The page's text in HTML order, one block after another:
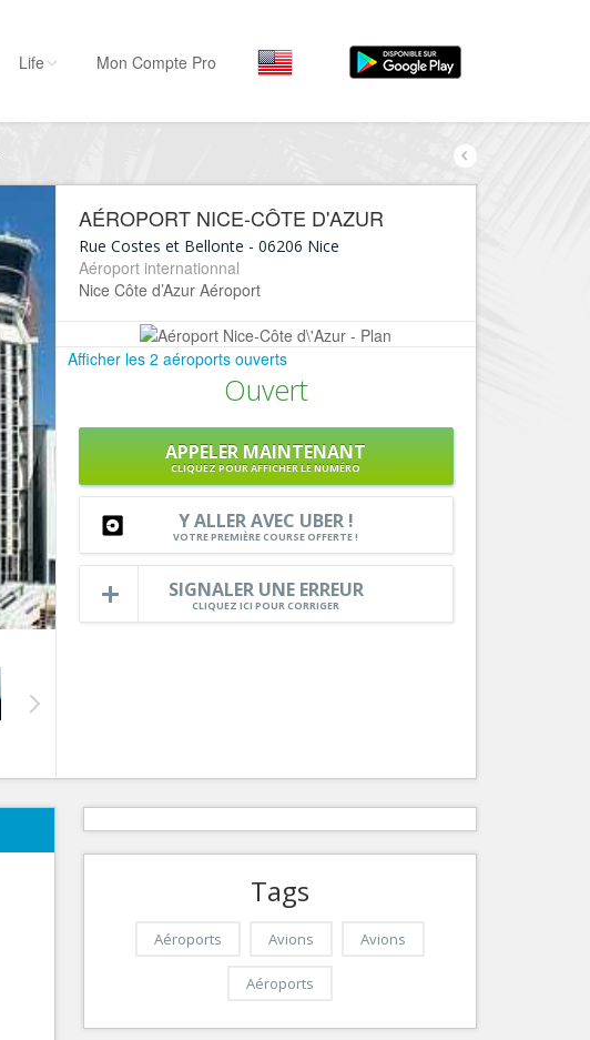
Hôtels, ...
Visiter
Musées, ...
Sortir
Restaurants, ...
Commerces
Mode, ...
Loisirs
Plages, sports, ...
Services
Tourisme, ...
Par quartiers
Nice le petit Marais Niçois
Nice la plaine du Var
Nice Aéroport
Life Mon Compte Pro
AÉROPORT NICE-CÔTE D'AZUR
Rue Costes et Bellonte - 06206 Nice
Aéroport internationnal
Nice Côte d’Azur Aéroport
Afficher les 2 aéroports ouverts
Ouvert
APPELER MAINTENANT
CLIQUEZ POUR AFFICHER LE NUMÉRO
Y ALLER AVEC UBER !
VOTRE PREMIÈRE COURSE OFFERTE !
SIGNALER UNE ERREUR
CLIQUEZ ICI POUR CORRIGER
Tags
Aéroports Avions Avions
Aéroports